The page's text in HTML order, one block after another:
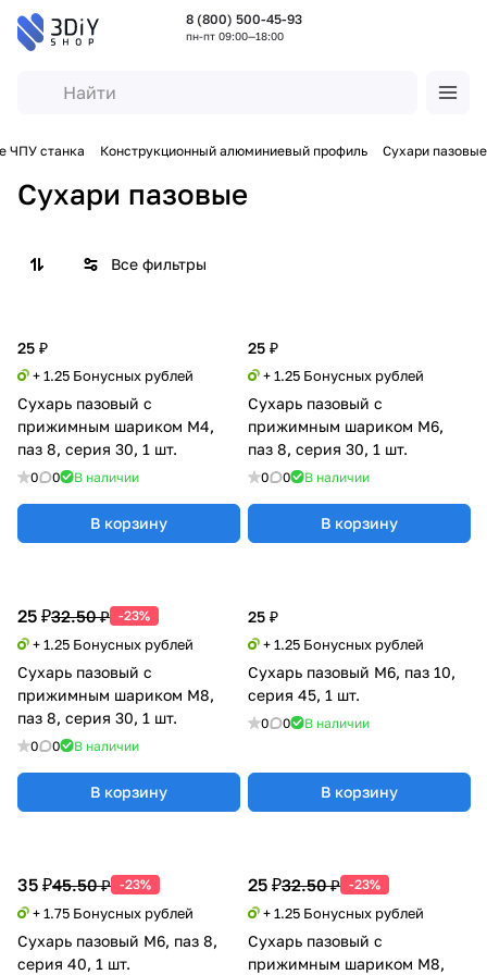
8 (800) 500-45-93
пн-пт 09:00—18:00
ЧПУ станка Конструкционный алюминиевый профиль Сухари пазовые
Сухари пазовые
Все фильтры
25 ₽
+ 1.25 Бонусных рублей
Сухарь пазовый с
прижимным шариком М4,
паз 8, серия 30, 1 шт.
0 0 В наличии
В корзину
25 ₽
+ 1.25 Бонусных рублей
Сухарь пазовый с
прижимным шариком М6,
паз 8, серия 30, 1 шт.
0 0 В наличии
В корзину
25 ₽32.50 ₽ -23%
+ 1.25 Бонусных рублей
Сухарь пазовый с
прижимным шариком М8,
паз 8, серия 30, 1 шт.
0 0 В наличии
В корзину
25 ₽
+ 1.25 Бонусных рублей
Сухарь пазовый M6, паз 10,
серия 45, 1 шт.
0 0 В наличии
В корзину
35 ₽45.50 ₽ -23%
+ 1.75 Бонусных рублей
Сухарь пазовый M6, паз 8,
серия 40, 1 шт.
25 ₽32.50 ₽ -23%
+ 1.25 Бонусных рублей
Сухарь пазовый с
прижимным шариком М8,